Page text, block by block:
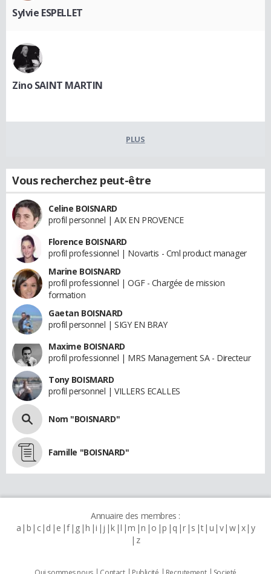
Sylvie ESPELLET
Zino SAINT MARTIN
PLUS
Vous recherchez peut-être
Celine BOISNARD
profil personnel | AIX EN PROVENCE
Florence BOISNARD
profil professionnel | Novartis - Cml product manager
Marine BOISNARD
profil professionnel | OGF - Chargée de mission
formation
Gaetan BOISNARD
profil personnel | SIGY EN BRAY
Maxime BOISNARD
profil professionnel | MRS Management SA - Directeur
Tony BOISMARD
profil personnel | VILLERS ECALLES
Nom "BOISNARD"
Famille "BOISNARD"
Annuaire des membres :
a b c d e f g h i j k l m n o p q r s t u v w x y
z